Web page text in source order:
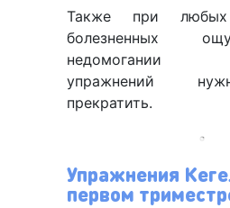
Также при любых
болезненных
недомогании
упражнений
прекратить.
Упражнения
первом